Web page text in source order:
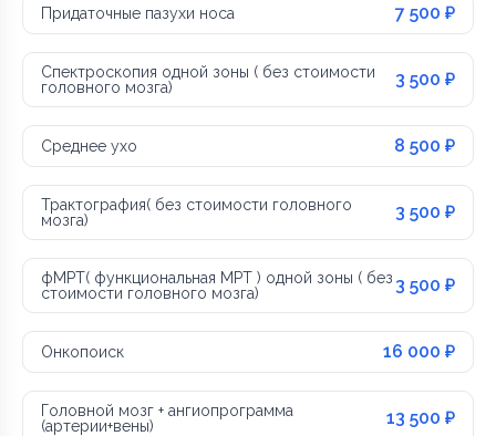
Придаточные пазухи носа 7 500 ₽
Спектроскопия одной зоны ( без стоимости
головного мозга)
3 500 ₽
Среднее ухо 8 500 ₽
Трактография( без стоимости головного
мозга)
3 500 ₽
фМРТ( функциональная МРТ ) одной зоны ( без
стоимости головного мозга)
3 500 ₽
Онкопоиск 16 000 ₽
Головной мозг + ангиопрограмма
(артерии+вены)
13 500 ₽